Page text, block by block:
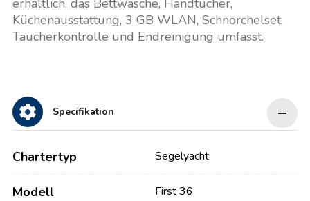
erhältlich, das Bettwäsche, Handtücher,
Küchenausstattung, 3 GB WLAN, Schnorchelset,
Taucherkontrolle und Endreinigung umfasst.
Specifikation
Chartertyp Segelyacht
Modell First 36